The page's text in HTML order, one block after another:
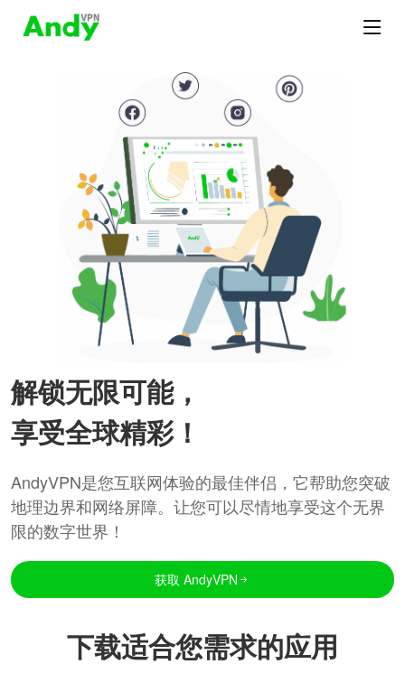
解锁无限可能，
享受全球精彩！
AndyVPN是您互联网体验的最佳伴侣，它帮助您突破
地理边界和网络屏障。让您可以尽情地享受这个无界
限的数字世界！
获取 AndyVPN
下载适合您需求的应用